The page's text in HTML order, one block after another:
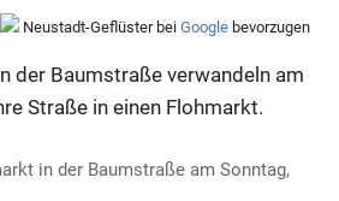
Neustadt-Geflüster bei Google bevorzugen
der Baumstraße verwandeln am
Straße in einen Flohmarkt.